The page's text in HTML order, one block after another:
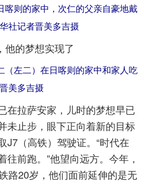
喀则的家中，次仁的父亲自豪地戴
社记者晋美多吉摄
（左二）在日喀则的家中和家人吃
美多吉摄
拉萨安家，儿时的梦想早已
未止步，眼下正向着新的目标
（高铁）驾驶证。“时代在
往前跑。”他望向远方。今年，
路20岁，他们面前延伸的是无